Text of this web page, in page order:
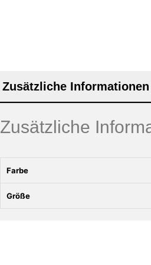
Zusätzliche Informationen
Zusätzliche
Farbe
Größe